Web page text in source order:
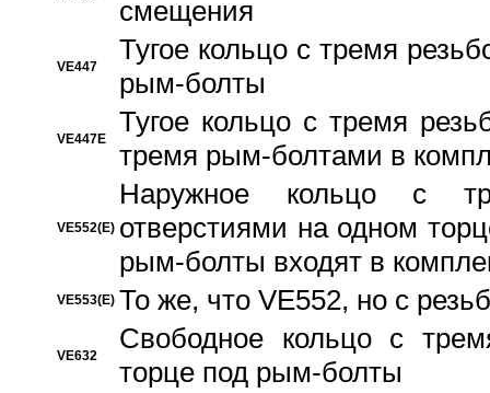
смещения
VE447
Тугое кольцо с тремя
рым-болты
VE447E
Тугое кольцо с тремя
тремя рым-болтами в
VE552(E)
Наружное кольцо с
отверстиями на одном
рым-болты входят в
VE553(E) То же, что VE552, но с
VE632
Свободное кольцо с
торце под рым-болты